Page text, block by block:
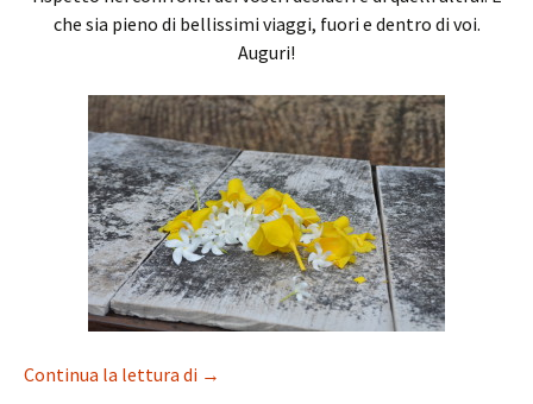
che sia pieno di bellissimi viaggi, fuori e dentro di voi.
Auguri!
Continua la lettura di Buon 2016!
→